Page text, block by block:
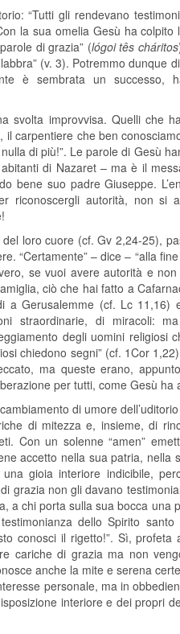
“Tutti gli rendevano
la sua omelia Gesù ha
di grazia” (lógoi tês cháritos
(v. 3). Potremmo dunque
è sembrata un
svolta improvvisa. Quelli che
il carpentiere che ben
di più!”. Le parole di Gesù
di Nazaret – ma è il
bene suo padre Giuseppe.
riconoscergli autorità, non si
loro cuore (cf. Gv 2,24-25),
“Certamente” – dice – “alla
se vuoi avere autorità e
ciò che hai fatto a
Gerusalemme (cf. Lc 11,16)
straordinarie, di miracoli:
degli uomini religiosi
chiedono segni” (cf. 1Cor
ma queste erano,
per tutti, come Gesù ha
di umore
di mitezza e, insieme, di
Con un solenne “amen”
accetto nella sua patria,
gioia interiore indicibile,
grazia non gli davano
a chi porta sulla sua bocca
dello Spirito
conosci il rigetto!”. Sì,
cariche di grazia ma non
anche la mite e serena
personale, ma in
interiore e dei propri